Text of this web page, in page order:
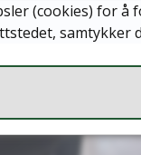
(cookies) for å